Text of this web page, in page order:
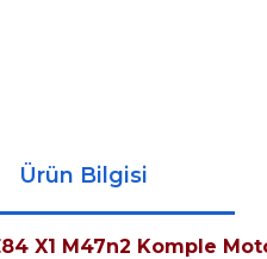
Ürün Bilgisi
X1 M47n2 Komple